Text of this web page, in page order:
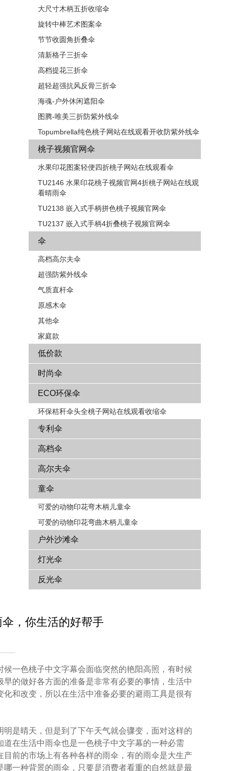
大尺寸木柄五折收缩伞
旋转中棒艺术图案伞
节节收圆角折叠伞
清新格子三折伞
高档提花三折伞
超轻超强抗风反骨三折伞
海魂-户外休闲遮阳伞
图腾-唯美三折防紫外线伞
Topumbrella纯色桃子网站在线观看开收防紫外线伞
桃子视频官网伞
水果印花图案轻便四折桃子网站在线观看伞
TU2146 水果印花桃子视频官网4折桃子网站在线观
看晴雨伞
TU2138 嵌入式手柄拼色​​桃子视频官网伞
TU2137 嵌入式手柄4折叠桃子视频官网伞
伞
高档高尔夫伞
超强防紫外线伞
气质直杆伞
原感木伞
其他伞
家庭款
低价款
时尚伞
ECO环保伞
环保秸秆伞头全桃子网站在线观看收缩伞
专利伞
高档伞
高尔夫伞
童伞
可爱的动物印花弯木柄儿童伞
可爱的动物印花弯曲木柄儿童伞
户外沙滩伞
灯光伞
反光伞
，你生活的好帮手
候一色桃子中文字幕会面临突然的艳阳高照，有时候
的做好各方面的准备是非常有必要的事情，生活中
和改变，所以在生活中准备必要的避雨工具是很有
明是晴天，但是到了下午天气就会骤变，面对这样的
知道在生活中雨伞也是一色桃子中文字幕的一种必需
目前的市场上有各种各样的雨伞，有的雨伞是大生产
哪一种背景的雨伞，只要是消费者看重的自然就是最